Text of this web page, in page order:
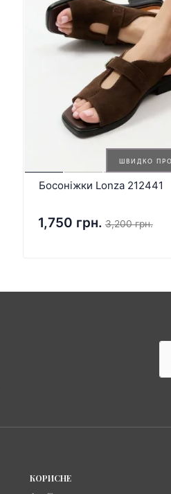
ШВИДКО
Босоніжки Lonza 212441
1,750 грн. 3,200 грн.
КОРИСНЕ